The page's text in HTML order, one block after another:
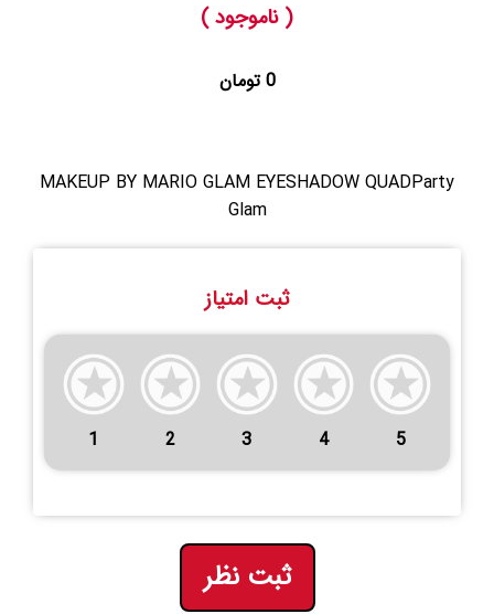
( ناموجود )
0 تومان
MAKEUP BY MARIO GLAM EYESHADOW QUADParty
Glam
ثبت امتیاز
1 2 3 4 5
ثبت نظر